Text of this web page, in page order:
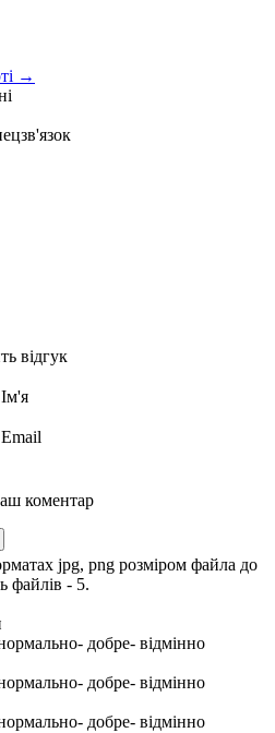
→
відгук
Ім'я
Email
коментар
jpg, png розміром файла до
файлів - 5.
- добре- відмінно
- добре- відмінно
- добре- відмінно